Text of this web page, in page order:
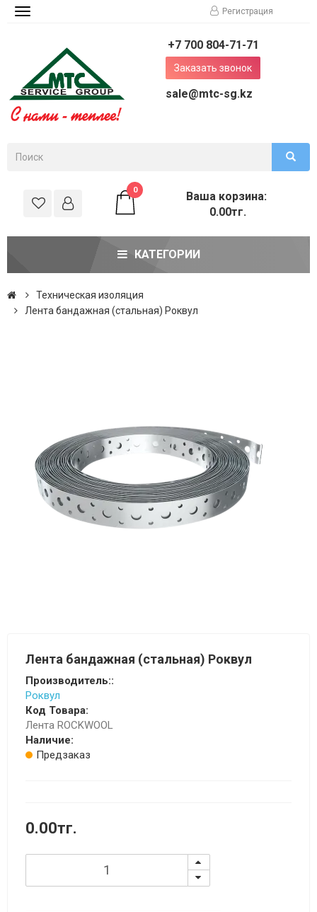
Toggle
Регистрация
+7 700 804-71-71
Заказать звонок
sale@mtc-sg.kz
0
Ваша корзина:
0.00тг.
КАТЕГОРИИ
Техническая изоляция
Лента бандажная (стальная) Роквул
Лента бандажная (стальная) Роквул
Производитель::
Роквул
Код Товара:
Лента ROCKWOOL
Наличие:
Предзаказ
0.00тг.